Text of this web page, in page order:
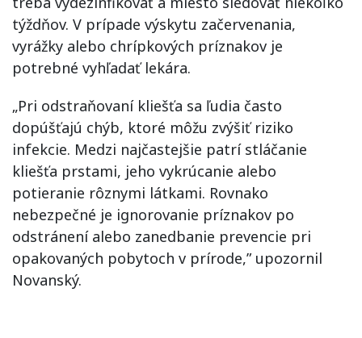
týždňov. V prípade výskytu začervenania,
vyrážky alebo chrípkových príznakov je
potrebné vyhľadať lekára.
„Pri odstraňovaní kliešťa sa ľudia často
dopúšťajú chýb, ktoré môžu zvýšiť riziko
infekcie. Medzi najčastejšie patrí stláčanie
kliešťa prstami, jeho vykrúcanie alebo
potieranie rôznymi látkami. Rovnako
nebezpečné je ignorovanie príznakov po
odstránení alebo zanedbanie prevencie pri
opakovaných pobytoch v prírode,” upozornil
Novanský.